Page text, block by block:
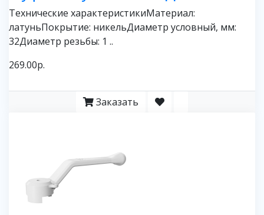
Технические характеристикиМатериал:
латуньПокрытие: никельДиаметр условный, мм:
32Диаметр резьбы: 1 ..
269.00р.
Заказать